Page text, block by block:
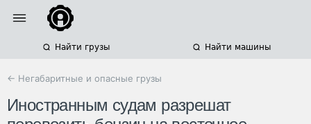
Найти грузы Найти машины
← Негабаритные и опасные грузы
Иностранным судам разрешат